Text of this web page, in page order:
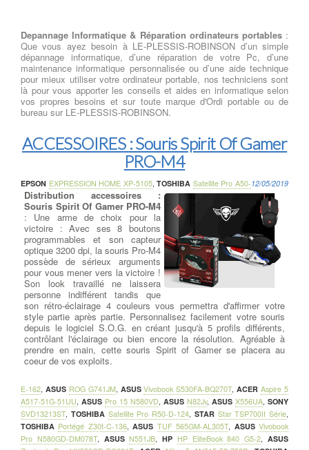
Depannage Informatique & Réparation ordinateurs portables:
Que vous ayez besoin à LE-PLESSIS-ROBINSON d’un simple
dépannage informatique, d’une réparation de votre Pc, d’une
maintenance informatique personnalisée ou d’une aide technique
pour mieux utiliser votre ordinateur portable, nos techniciens sont
là pour vous apporter les conseils et aides en informatique selon
vos propres besoins et sur toute marque d'Ordi portable ou de
bureau sur LE-PLESSIS-ROBINSON.
ACCESSOIRES : Souris Spirit Of Gamer
PRO-M4
12/05/2019
Distribution accessoires :
Souris Spirit Of Gamer PRO-M4
: Une arme de choix pour la
victoire : Avec ses 8 boutons
programmables et son capteur
optique 3200 dpi, la souris Pro-M4
possède de sérieux arguments
pour vous mener vers la victoire !
Son look travaillé ne laissera
personne indifférent tandis que
son rétro-éclairage 4 couleurs vous permettra d'affirmer votre
style partie après partie. Personnalisez facilement votre souris
depuis le logiciel S.O.G. en créant jusqu'à 5 profils différents,
contrôlant l'éclairage ou bien encore la résolution. Agréable à
prendre en main, cette souris Spirit of Gamer se placera au
coeur de vos exploits.
EPSON EXPRESSION HOME XP-5105,TOSHIBA Satellite Pro A50-
E-162, ASUS ROG G741JM, ASUS Vivobook S530FA-BQ270T,ACER Aspire 5
A517-51G-51UU, ASUS Pro 15 N580VD, ASUS N82Jv, ASUS X556UA, SONY
SVD13213ST, TOSHIBA Satellite Pro R50-D-124, STAR Star TSP700II Série,
TOSHIBA Portégé Z30t-C-136,ASUS TUF 565GM-AL305T, ASUS Vivobook
Pro N580GD-DM078T, ASUS N551JB,HP HP EliteBook 840 G5-2,ASUS